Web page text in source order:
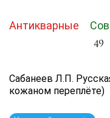
Автор
...
Антикварные
49
Сабанеев Л.П.
кожаном переплёте)